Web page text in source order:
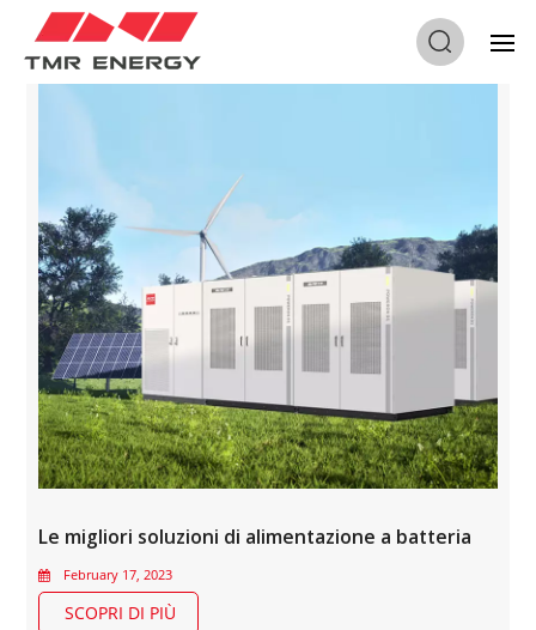
Le migliori soluzioni di alimentazione a batteria
February 17, 2023
SCOPRI DI PIÙ